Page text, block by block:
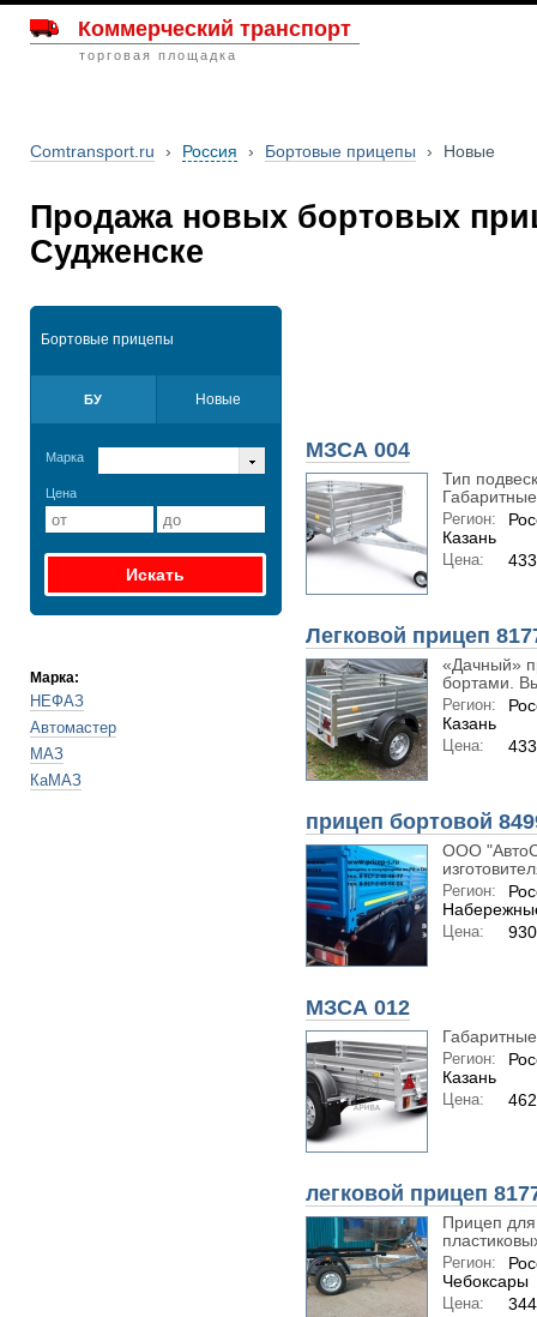
Коммерческий транспорт
торговая площадка
Comtransport.ru › Россия › Бортовые прицепы › Новые
Продажа новых бортовых
Судженске
Бортовые прицепы
БУ Новые
Марка
Цена
Марка:
НЕФАЗ
Автомастер
МАЗ
КаМАЗ
МЗСА 004
Тип
Регион:
Казань
Цена:
Легковой прицеп
«Дачный»
бортами.
Регион:
Казань
Цена:
прицеп бортовой
ООО
Регион:
Цена:
МЗСА 012
Регион:
Казань
Цена:
легковой прицеп
Прицеп
Регион:
Чебоксары
Цена: